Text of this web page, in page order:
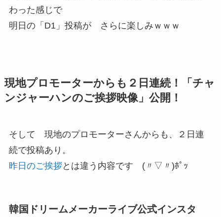
わった感じで
明日の「D1」投稿が さらに楽しみｗｗｗ
現地プロモーターからも２日連続！「チャ
ンジャーハンのご挨拶映像」公開！
そして 現地のプロモーターさんからも、２日連
続で投稿あり。
昨日のご挨拶とは違う内容です (〃▽〃)ﾎﾟｯ
韓国ドリームメーカーライブ公式インスタ